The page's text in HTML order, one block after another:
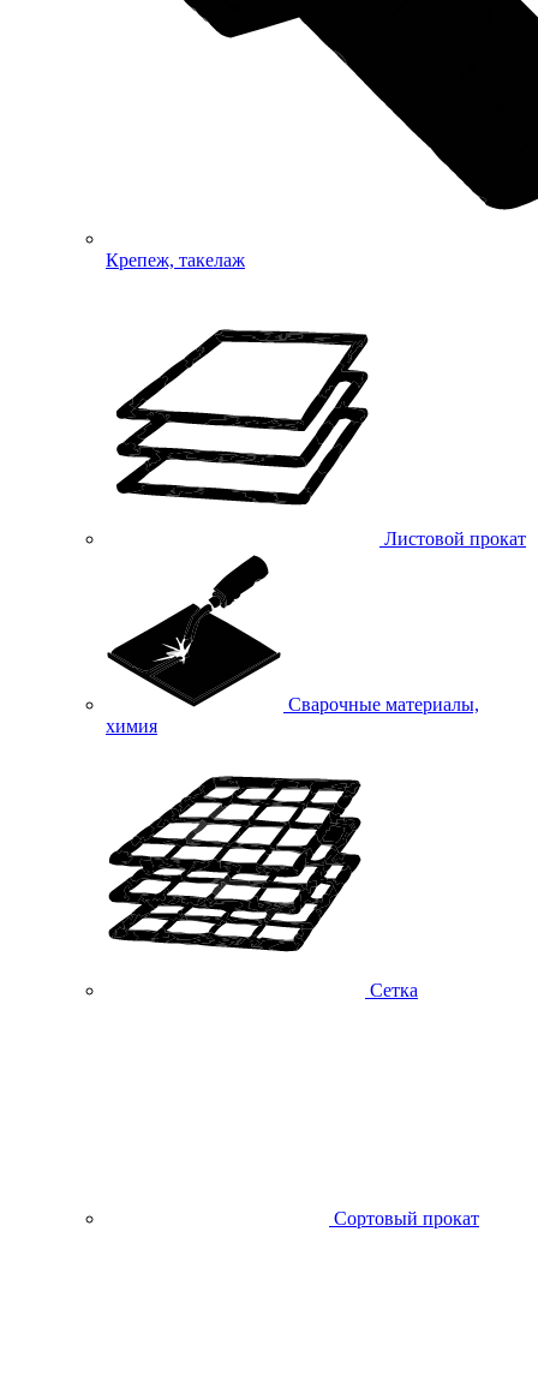
Крепеж, такелаж
Листовой прокат
Сварочные материалы,
химия
Сетка
Сортовый прокат